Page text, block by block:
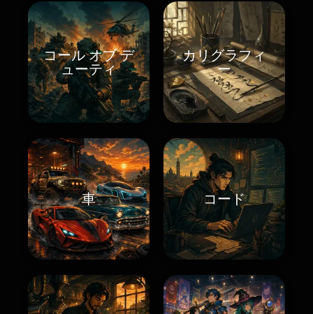
コール オブ デ
ューティ
カリグラフィ
ー
車 コード